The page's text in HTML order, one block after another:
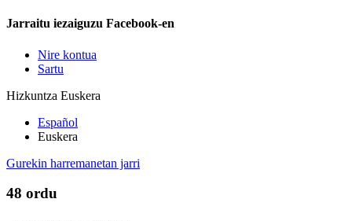
Jarraitu iezaiguzu Facebook-en
Nire kontua
Sartu
Hizkuntza Euskera
Español
Euskera
Gurekin harremanetan jarri
48 ordu